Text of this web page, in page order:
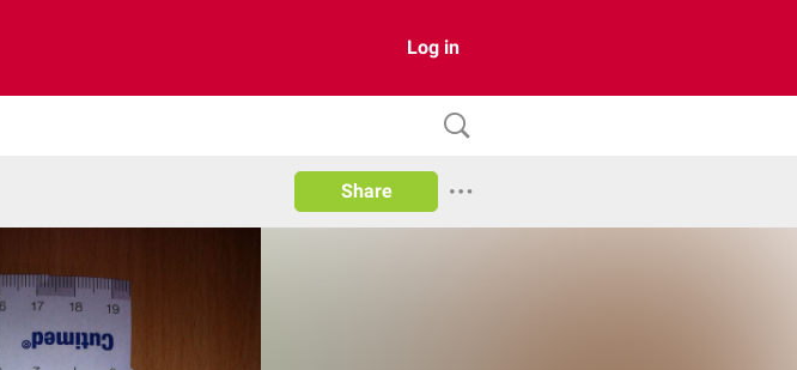
Log in
Share